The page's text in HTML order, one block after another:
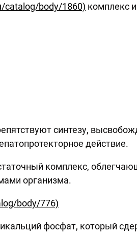
catalog/body/1860) комплекс
синтезу,
действие.
комплекс,
организма.
body/776)
фосфат, который